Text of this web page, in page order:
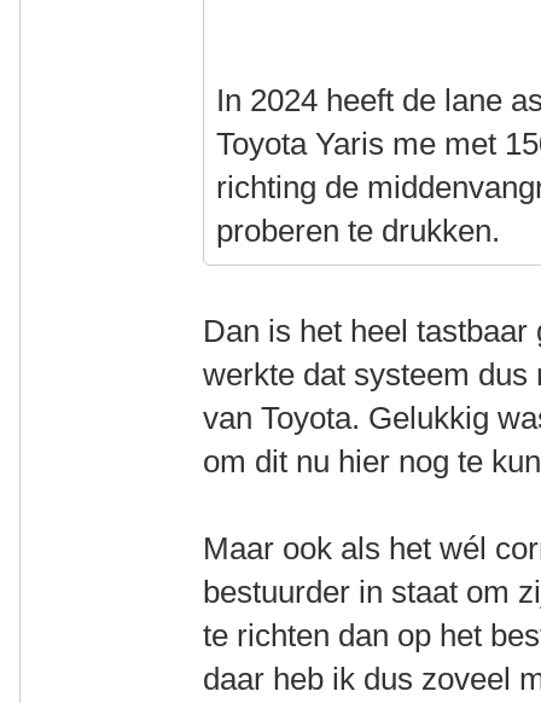
In 2024 heeft de lane
Toyota Yaris me met
richting de
proberen te drukken.
Dan is het heel
werkte dat systeem dus
van Toyota. Gelukkig
om dit nu hier nog te
Maar ook als het wél
bestuurder in staat om
te richten dan op het
daar heb ik dus zoveel